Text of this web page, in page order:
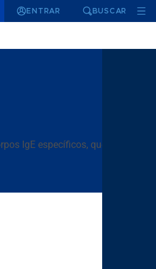
ENTRAR BUSCAR
IgE específicos, que